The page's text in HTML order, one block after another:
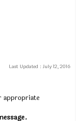
Last Updated : July 12, 2016
appropriate